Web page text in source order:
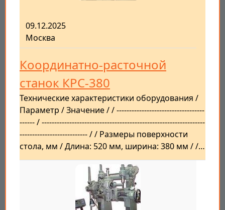
09.12.2025
Москва
Координатно-расточной
станок КРС-380
Технические характеристики оборудования /
Параметр / Значение / / -----------------------------------
------ / -----------------------------------------------------------------
--------------------------- / / Размеры поверхности
стола, мм / Длина: 520 мм, ширина: 380 мм / /…